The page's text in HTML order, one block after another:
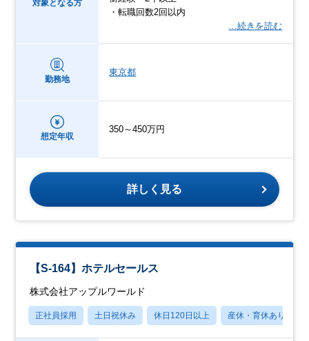
対象となる方
・転職回数2回以内
…続きを読む
勤務地
東京都
想定年収
350～450万円
詳しく見る
【S-164】ホテルセールス
株式会社アップルワールド
正社員採用 土日祝休み 休日120日以上 産休・育休あり